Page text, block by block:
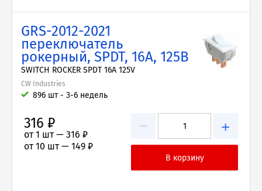
GRS-2012-2021
переключатель
рокерный, SPDT, 16А, 125В
SWITCH ROCKER SPDT 16A 125V
CW Industries
896 шт - 3-6 недель
− +
316 ₽
от 1 шт — 316 ₽
от 10 шт — 149 ₽